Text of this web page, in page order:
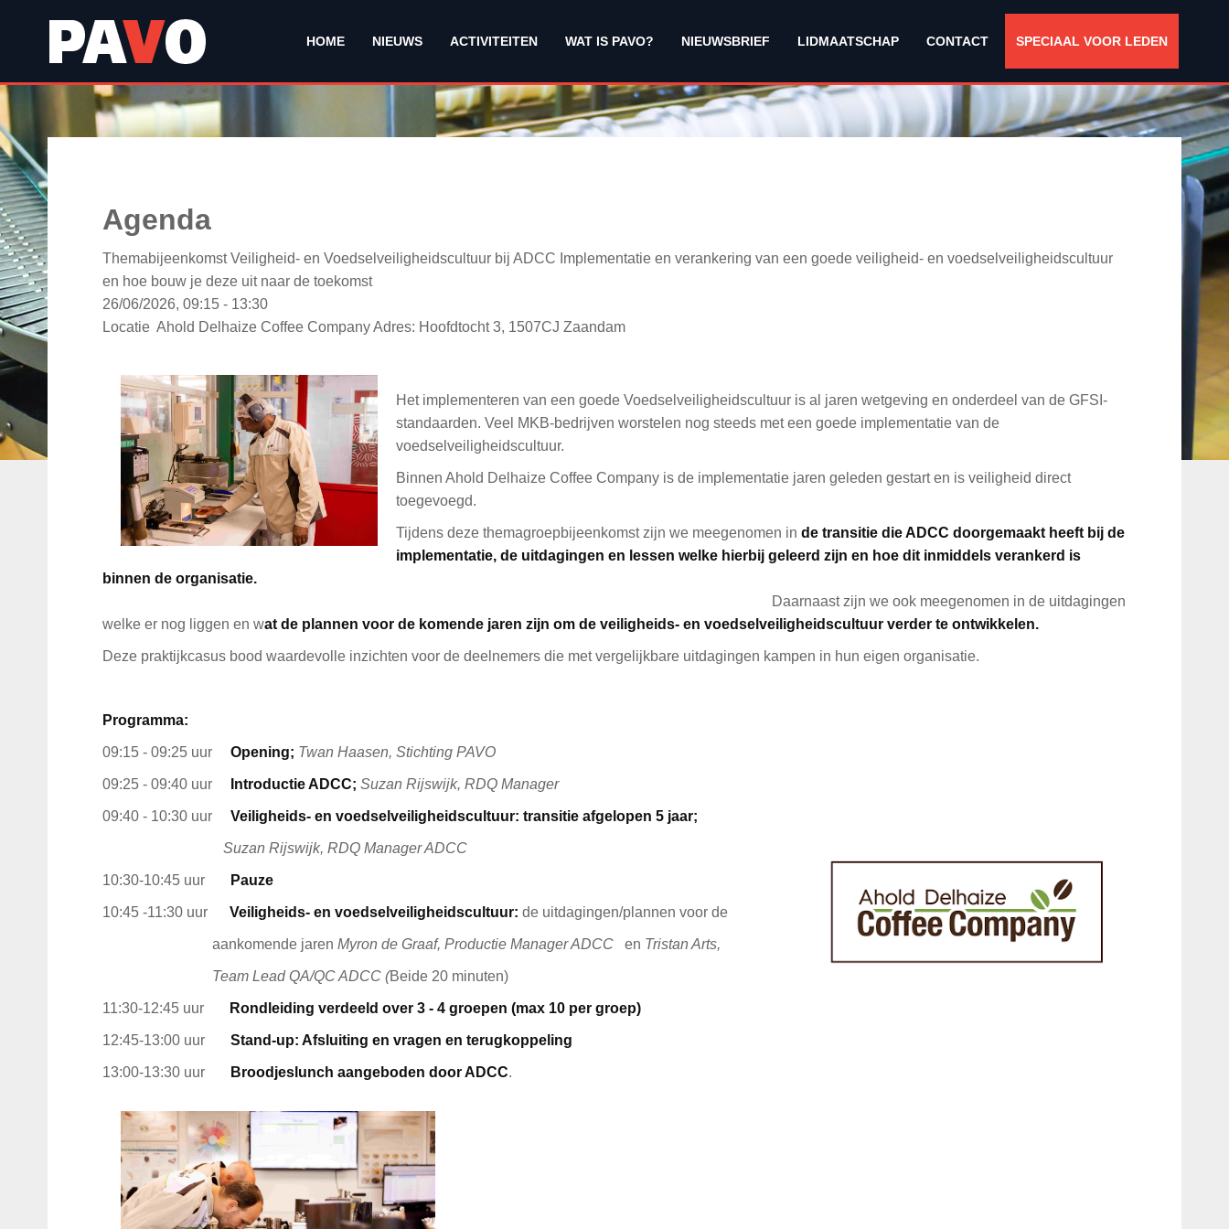
HOME NIEUWS ACTIVITEITEN WAT IS PAVO? NIEUWSBRIEF LIDMAATSCHAP CONTACT SPECIAAL VOOR LEDEN
Agenda
Themabijeenkomst Veiligheid- en Voedselveiligheidscultuur bij ADCC Implementatie en verankering van een goede veiligheid- en voedselveiligheidscultuur
en hoe bouw je deze uit naar de toekomst
26/06/2026, 09:15 - 13:30
Locatie Ahold Delhaize Coffee Company Adres: Hoofdtocht 3, 1507CJ Zaandam
Het implementeren van een goede Voedselveiligheidscultuur is al jaren wetgeving en onderdeel van de GFSI-
standaarden. Veel MKB-bedrijven worstelen nog steeds met een goede implementatie van de
voedselveiligheidscultuur.
Binnen Ahold Delhaize Coffee Company is de implementatie jaren geleden gestart en is veiligheid direct
toegevoegd.
Tijdens deze themagroepbijeenkomst zijn we meegenomen in de transitie die ADCC doorgemaakt heeft bij de
implementatie, de uitdagingen en lessen welke hierbij geleerd zijn en hoe dit inmiddels verankerd is
binnen de organisatie.
Daarnaast zijn we ook meegenomen in de uitdagingen
welke er nog liggen en wat de plannen voor de komende jaren zijn om de veiligheids- en voedselveiligheidscultuur verder te ontwikkelen.
Deze praktijkcasus bood waardevolle inzichten voor de deelnemers die met vergelijkbare uitdagingen kampen in hun eigen organisatie.
Programma:
09:15 - 09:25 uur Opening; Twan Haasen, Stichting PAVO
09:25 - 09:40 uur Introductie ADCC; Suzan Rijswijk, RDQ Manager
09:40 - 10:30 uur Veiligheids- en voedselveiligheidscultuur: transitie afgelopen 5 jaar;
Suzan Rijswijk, RDQ Manager ADCC
10:30-10:45 uur Pauze
10:45 -11:30 uur Veiligheids- en voedselveiligheidscultuur: de uitdagingen/plannen voor de
aankomende jaren Myron de Graaf, Productie Manager ADCC en Tristan Arts,
Team Lead QA/QC ADCC (Beide 20 minuten)
11:30-12:45 uur Rondleiding verdeeld over 3 - 4 groepen (max 10 per groep)
12:45-13:00 uur Stand-up: Afsluiting en vragen en terugkoppeling
13:00-13:30 uur Broodjeslunch aangeboden door ADCC.